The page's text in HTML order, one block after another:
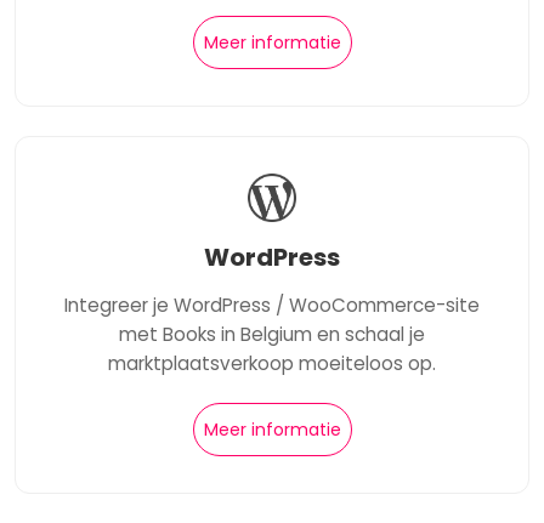
Meer informatie
WordPress
Integreer je WordPress / WooCommerce-site
met Books in Belgium en schaal je
marktplaatsverkoop moeiteloos op.
Meer informatie